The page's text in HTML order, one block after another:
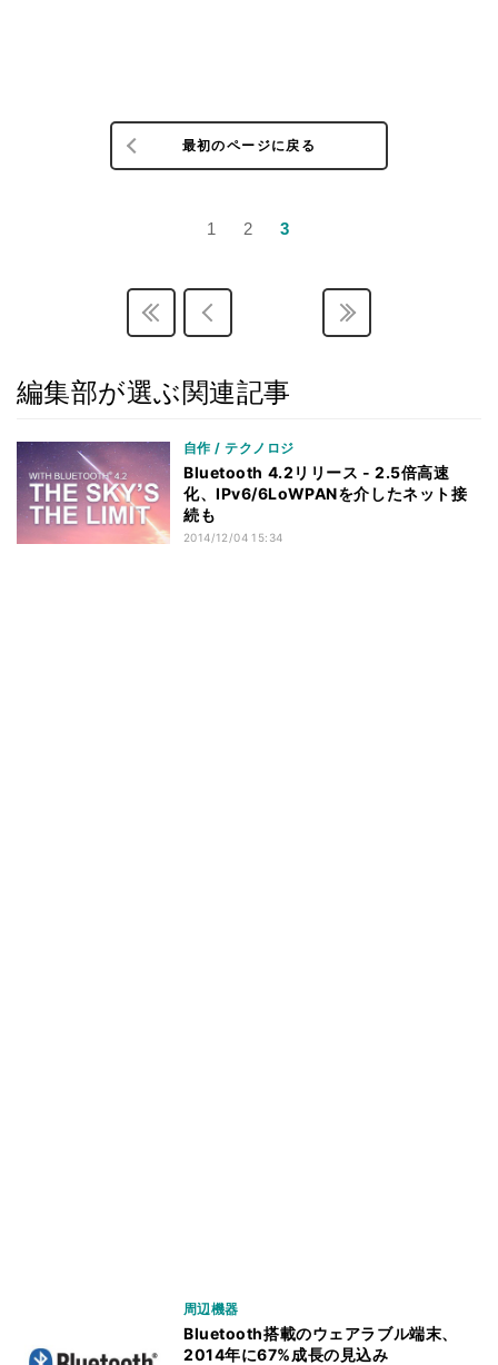
最初のページに戻る
1 2 3
編集部が選ぶ関連記事
自作 / テクノロジ
Bluetooth 4.2リリース - 2.5倍高速
化、IPv6/6LoWPANを介したネット接
続も
2014/12/04 15:34
周辺機器
Bluetooth搭載のウェアラブル端末、
2014年に67%成長の見込み